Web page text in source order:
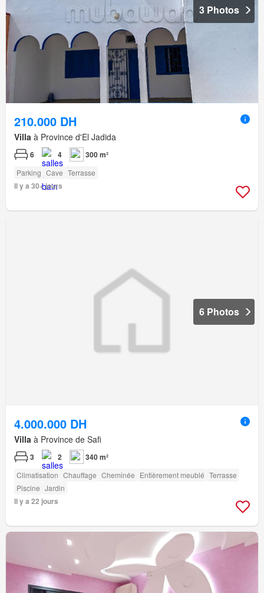
3 Photos
210.000 DH
Villa à Province d'El Jadida
6 4 300 m²
Parking Cave Terrasse
Il y a 30+ jours
6 Photos
4.000.000 DH
Villa à Province de Safi
3 2 340 m²
Climatisation Chauffage Cheminée Entièrement meublé Terrasse
Piscine Jardin
Il y a 22 jours